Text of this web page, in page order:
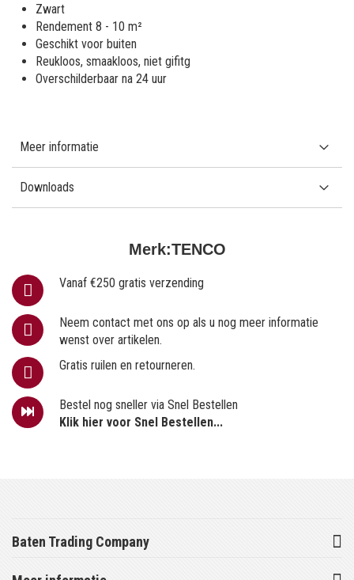
Merk:TENCO
Vanaf €250 gratis verzending
Neem contact met ons op als u nog meer informatie
wenst over artikelen.
Gratis ruilen en retourneren.
Bestel nog sneller via Snel Bestellen
Klik hier voor Snel Bestellen...
Zwart
Rendement 8 - 10 m²
Geschikt voor buiten
Reukloos, smaakloos, niet gifitg
Overschilderbaar na 24 uur
Meer informatie
Downloads
Baten Trading Company